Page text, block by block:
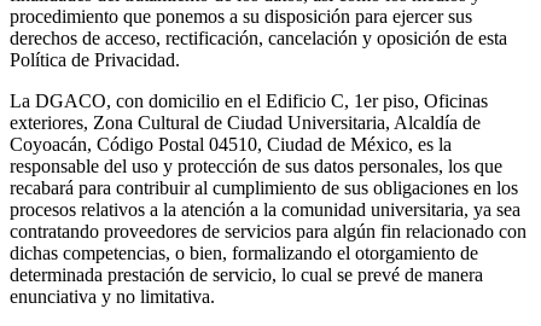
procedimiento que ponemos a su disposición para ejercer sus
derechos de acceso, rectificación, cancelación y oposición de esta
Política de Privacidad.
La DGACO, con domicilio en el Edificio C, 1er piso, Oficinas
exteriores, Zona Cultural de Ciudad Universitaria, Alcaldía de
Coyoacán, Código Postal 04510, Ciudad de México, es la
responsable del uso y protección de sus datos personales, los que
recabará para contribuir al cumplimiento de sus obligaciones en los
procesos relativos a la atención a la comunidad universitaria, ya sea
contratando proveedores de servicios para algún fin relacionado con
dichas competencias, o bien, formalizando el otorgamiento de
determinada prestación de servicio, lo cual se prevé de manera
enunciativa y no limitativa.